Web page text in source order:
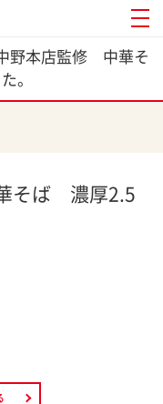
野本店監修 中華そ
。
そば 濃厚2.5